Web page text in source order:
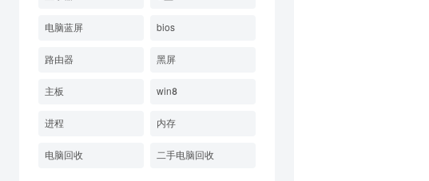
电脑蓝屏 bios
路由器 黑屏
主板 win8
进程 内存
电脑回收 二手电脑回收